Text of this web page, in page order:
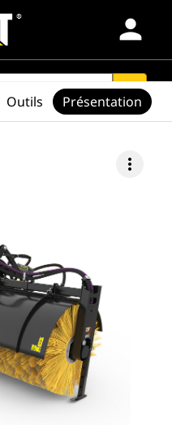
person
search
more_vert
Outils Présentation